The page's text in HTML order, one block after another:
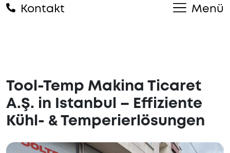
Kontakt Menü
Tool-Temp Makina Ticaret
A.Ş. in Istanbul – Effiziente
Kühl- & Temperierlösungen